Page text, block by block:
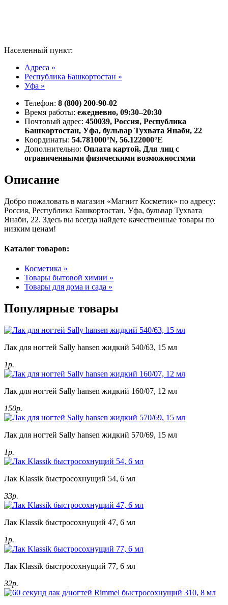
Населенный пункт:
Адреса »
Республика Башкортостан »
Уфа »
Телефон: 8 (800) 200-90-02
Время работы: ежедневно, 09:30–20:30
Почтовый адрес: 450039, Россия, Республика
Башкортостан, Уфа, бульвар Тухвата Янаби, 22
Координаты: 54.781000°N, 56.122000°E
Дополнительно: Оплата картой, Для лиц с
ограниченными физическими возможностями
Описание
Добро пожаловать в магазин «Магнит Косметик» по адресу:
Россия, Республика Башкортостан, Уфа, бульвар Тухвата
Янаби, 22. Здесь вы всегда найдете качественные товары по
низким ценам!
Каталог товаров:
Косметика »
Товары бытовой химии »
Товары для дома и сада »
Популярные товары
Лак для ногтей Sally hansen жидкий 540/63, 15 мл
1р.
Лак для ногтей Sally hansen жидкий 160/07, 12 мл
150р.
Лак для ногтей Sally hansen жидкий 570/69, 15 мл
1р.
Лак Klassik быстросохнущий 54, 6 мл
33р.
Лак Klassik быстросохнущий 47, 6 мл
1р.
Лак Klassik быстросохнущий 77, 6 мл
32р.